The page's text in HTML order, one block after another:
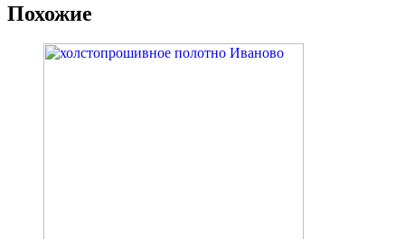
Похожие